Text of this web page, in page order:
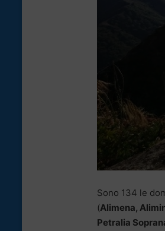
Sono 134 le
(Alimena,
Petralia